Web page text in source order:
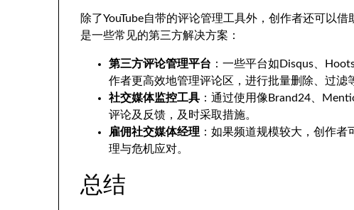
除了YouTube自带的评论管理工具外，创作者还可以
是一些常见的第三方解决方案：
第三方评论管理平台 ：一些平台如Disqus、
作者更高效地管理评论区，进行批量删除、过滤
社交媒体监控工具 ：通过使用像Brand24、
评论及反馈，及时采取措施。
雇佣社交媒体经理 ：如果频道规模较大，创作
理与危机应对。
总结